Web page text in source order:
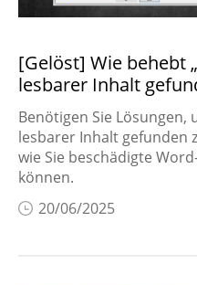
[Gelöst] Wie behebt
lesbarer Inhalt
Benötigen Sie
lesbarer Inhalt gefunden
wie Sie beschädigte
können.
20/06/2025